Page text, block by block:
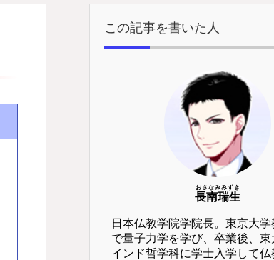
この記事を書いた人
長南瑞生
おさなみみずき
日本仏教学院学院長。東京大学
で量子力学を学び、卒業後、東
インド哲学科に学士入学して仏